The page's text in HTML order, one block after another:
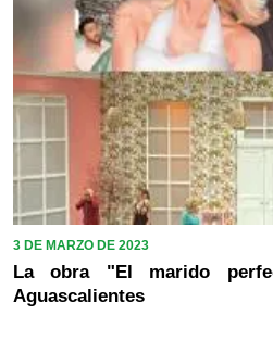
3 DE MARZO DE 2023
La obra "El marido
Aguascalientes